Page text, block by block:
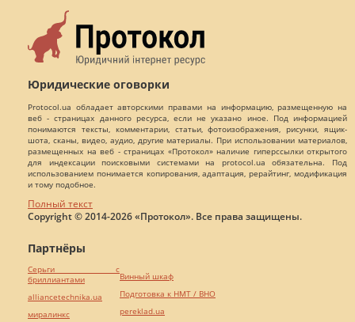
Юридические оговорки
Protocol.ua обладает авторскими правами на информацию, размещенную на
веб - страницах данного ресурса, если не указано иное. Под информацией
понимаются тексты, комментарии, статьи, фотоизображения, рисунки, ящик-
шота, сканы, видео, аудио, другие материалы. При использовании материалов,
размещенных на веб - страницах «Протокол» наличие гиперссылки открытого
для индексации поисковыми системами на protocol.ua обязательна. Под
использованием понимается копирования, адаптация, рерайтинг, модификация
и тому подобное.
Полный текст
Copyright © 2014-2026 «Протокол». Все права защищены.
Партнёры
Серьги с
бриллиантами
alliancetechnika.ua
миралинкс
Винный шкаф
Подготовка к НМТ / ВНО
pereklad.ua